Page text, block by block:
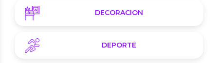
DECORACION
DEPORTE